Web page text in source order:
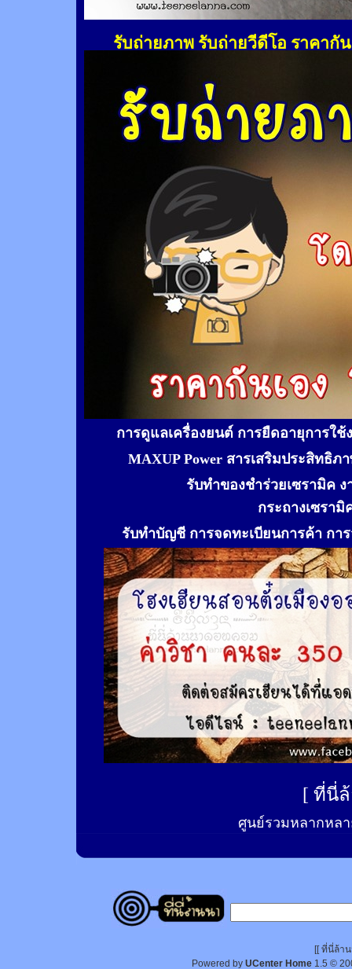
รับถ่ายภาพ รับถ่ายวีดีโอ ราคากั
การดูแลเครื่องยนต์ การยืดอายุการใ
MAXUP Power สารเสริมประสิทธิ
รับทำของชำร่วยเซรามิค
กระถางเซรา
รับทำบัญชี การจดทะเบียนการค้า กา
[ ที่นี่
ศูนย์รวมหลากหลา
[[ ที่นี่ล้า
Powered by UCenter Home 1.5 ©